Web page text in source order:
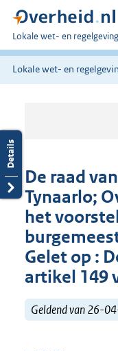
U
bent
hier:
Lokale wet- en regelgeving
Lokale wet- en
De raad
Tynaarlo;
het
Gelet op :
artikel 149
Geldend van 26-